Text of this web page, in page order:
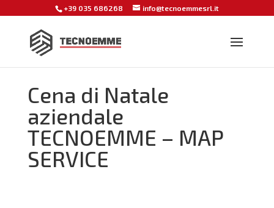
+39 035 686268 info@tecnoemmesrl.it
Cena di Natale
aziendale
TECNOEMME – MAP
SERVICE